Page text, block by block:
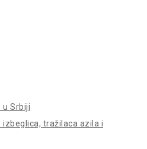
u Srbiji
izbeglica, tražilaca azila i